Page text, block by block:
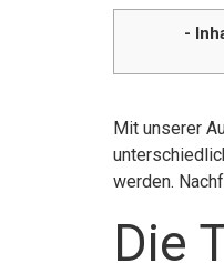
-
Mit unserer
werden.
Die